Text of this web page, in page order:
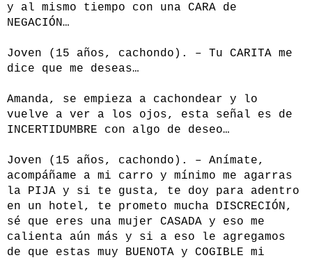
y al mismo tiempo con una CARA de
NEGACIÓN…
Joven (15 años, cachondo). – Tu CARITA me
dice que me deseas…
Amanda, se empieza a cachondear y lo
vuelve a ver a los ojos, esta señal es de
INCERTIDUMBRE con algo de deseo…
Joven (15 años, cachondo). – Anímate,
acompáñame a mi carro y mínimo me agarras
la PIJA y si te gusta, te doy para adentro
en un hotel, te prometo mucha DISCRECIÓN,
sé que eres una mujer CASADA y eso me
calienta aún más y si a eso le agregamos
de que estas muy BUENOTA y COGIBLE mi